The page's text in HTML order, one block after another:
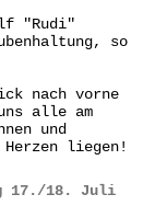
"Rudi"
so
nach vorne
alle am
und
liegen!
17./18. Juli